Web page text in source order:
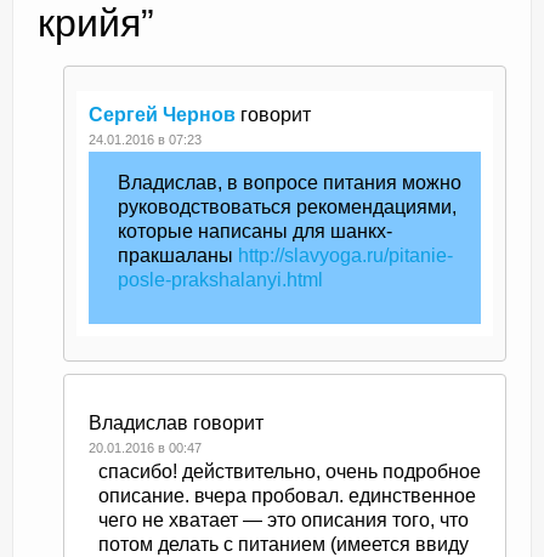
крийя”
Сергей Чернов говорит
24.01.2016 в 07:23
Владислав, в вопросе питания можно
руководствоваться рекомендациями,
которые написаны для шанкх-
пракшаланы http://slavyoga.ru/pitanie-
posle-prakshalanyi.html
Владислав говорит
20.01.2016 в 00:47
спасибо! действительно, очень подробное
описание. вчера пробовал. единственное
чего не хватает — это описания того, что
потом делать с питанием (имеется ввиду